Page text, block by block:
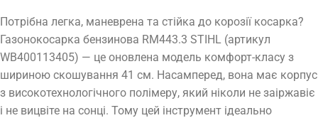
Потрібна легка, маневрена та стійка до корозії косарка?
Газонокосарка бензинова RM443.3 STIHL (артикул
WB400113405) — це оновлена модель комфорт-класу з
шириною скошування 41 см. Насамперед, вона має корпус
з високотехнологічного полімеру, який ніколи не заіржавіє
і не вицвіте на сонці. Тому цей інструмент ідеально